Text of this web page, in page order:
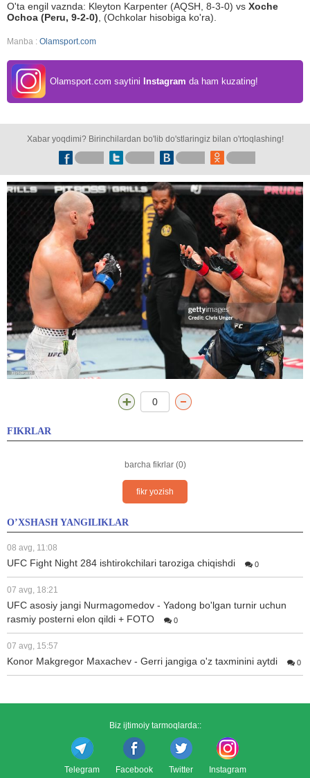
O'ta engil vaznda: Kleyton Karpenter (AQSH, 8-3-0) vs Xoche
Ochoa (Peru, 9-2-0) , (Ochkolar hisobiga ko'ra).
Manba : Olamsport.com
Olamsport.com saytini Instagram da ham kuzating!
Xabar yoqdimi? Birinchilardan bo'lib do'stlaringiz bilan o'rtoqlashing!
0
FIKRLAR
barcha fikrlar (0)
fikr yozish
O’XSHASH YANGILIKLAR
08 avg, 11:08
UFC Fight Night 284 ishtirokchilari taroziga chiqishdi 0
07 avg, 18:21
UFC asosiy jangi Nurmagomedov - Yadong bo'lgan turnir uchun
rasmiy posterni elon qildi + FOTO
0
07 avg, 15:57
Konor Makgregor Maxachev - Gerri jangiga o'z taxminini aytdi 0
Biz ijtimoiy tarmoqlarda::
Telegram Facebook Twitter Instagram